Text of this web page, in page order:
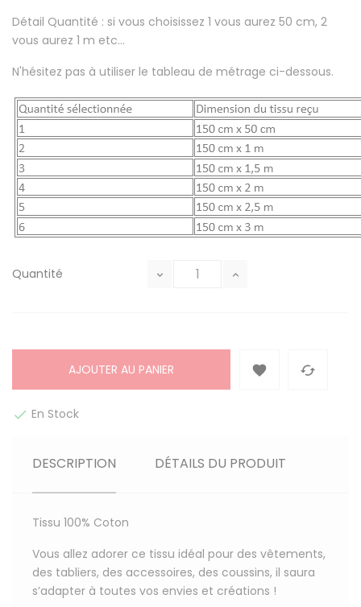
Détail Quantité : si vous choisissez 1 vous aurez 50 cm, 2
vous aurez 1 m etc...
N'hésitez pas à utiliser le tableau de métrage ci-dessous.
Quantité
AJOUTER AU PANIER  
 En Stock
DESCRIPTION DÉTAILS DU PRODUIT
Tissu 100% Coton
Vous allez adorer ce tissu idéal pour des vêtements,
des tabliers, des accessoires, des coussins, il saura
s’adapter à toutes vos envies et créations !